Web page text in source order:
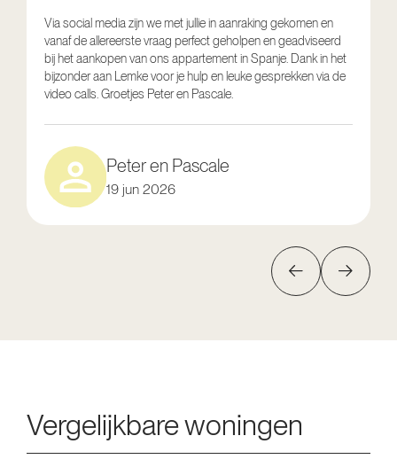
Via social media zijn we met jullie in aanraking gekomen en
vanaf de allereerste vraag perfect geholpen en geadviseerd
bij het aankopen van ons appartement in Spanje. Dank in het
bijzonder aan Lemke voor je hulp en leuke gesprekken via de
video calls. Groetjes Peter en Pascale.
Peter en Pascale
19 jun 2026
Vergelijkbare woningen